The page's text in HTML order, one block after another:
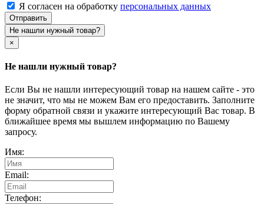
Я согласен на обработку персональных данных
Отправить
Не нашли нужный товар?
×
Не нашли нужный товар?
Если Вы не нашли интересующий товар на нашем сайте - это
не значит, что мы не можем Вам его предоставить. Заполните
форму обратной связи и укажите интересующий Вас товар. В
ближайшее время мы вышлем информацию по Вашему
запросу.
Имя:
Email:
Телефон: